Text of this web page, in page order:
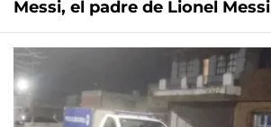
Messi, el padre de Lionel Messi